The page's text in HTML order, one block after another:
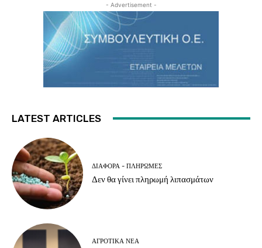
- Advertisement -
LATEST ARTICLES
ΔΙΆΦΟΡΑ - ΠΛΗΡΩΜΈΣ
Δεν θα γίνει πληρωμή λιπασμάτων
ΑΓΡΟΤΙΚΆ ΝΈΑ